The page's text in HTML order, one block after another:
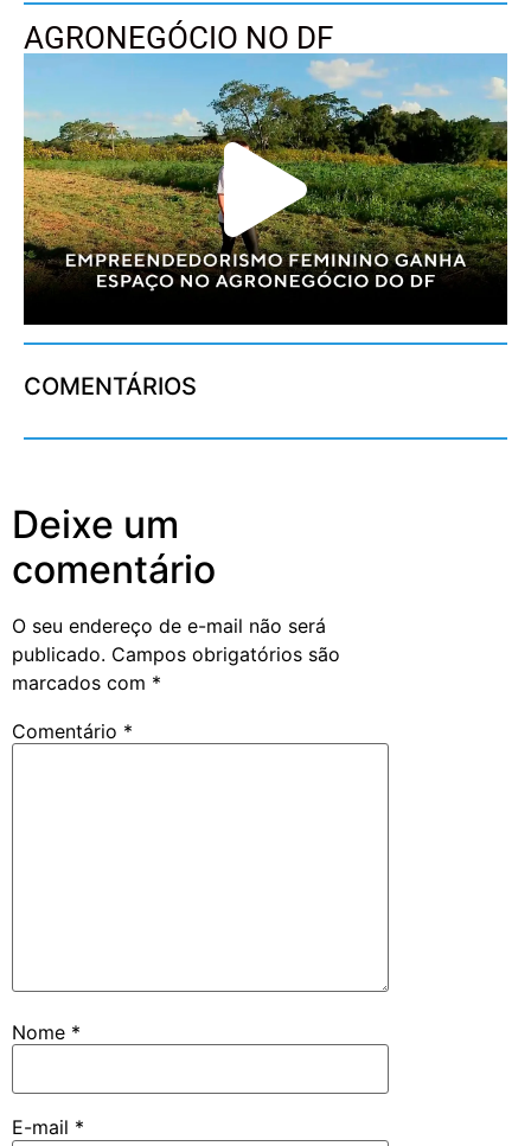
AGRONEGÓCIO NO DF
COMENTÁRIOS
Deixe um
comentário
O seu endereço de e-mail não será
publicado. Campos obrigatórios são
marcados com *
Comentário *
Nome *
E-mail *